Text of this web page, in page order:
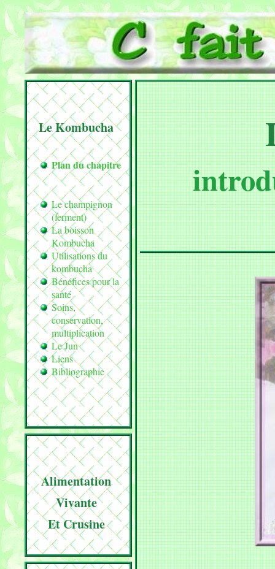
Le Kombucha
Plan du chapitre
Le champignon
(ferment)
La boisson
Kombucha
Utilisations du
kombucha
Bénéfices pour la
santé
Soins,
conservation,
multiplication
Le Jun
Liens
Bibliographie
Alimentation
Vivante
Et Crusine